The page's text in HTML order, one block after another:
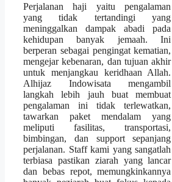
Perjalanan haji yaitu pengalaman
yang tidak tertandingi yang
meninggalkan dampak abadi pada
kehidupan banyak jemaah. Ini
berperan sebagai pengingat kematian,
mengejar kebenaran, dan tujuan akhir
untuk menjangkau keridhaan Allah.
Alhijaz Indowisata mengambil
langkah lebih jauh buat membuat
pengalaman ini tidak terlewatkan,
tawarkan paket mendalam yang
meliputi fasilitas, transportasi,
bimbingan, dan support sepanjang
perjalanan. Staff kami yang sangatlah
terbiasa pastikan ziarah yang lancar
dan bebas repot, memungkinkannya